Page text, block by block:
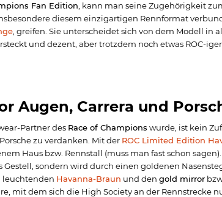
Fan Edition , kann man seine Zugehörigkeit
diesem einzigartigen Rennformat
, greifen. Sie unterscheidet sich von dem Modell in
und dezent, aber trotzdem noch etwas ROC-
Augen, Carrera und
Partner des Race of Champions wurde, ist kein
zu verdanken. Mit der ROC Limited Edition
Haus bzw. Rennstall (muss man fast schon
sondern wird durch einen goldenen
leuchtenden Havanna-Braun und den gold mirror
mit dem sich die High Society an der Rennstrecke